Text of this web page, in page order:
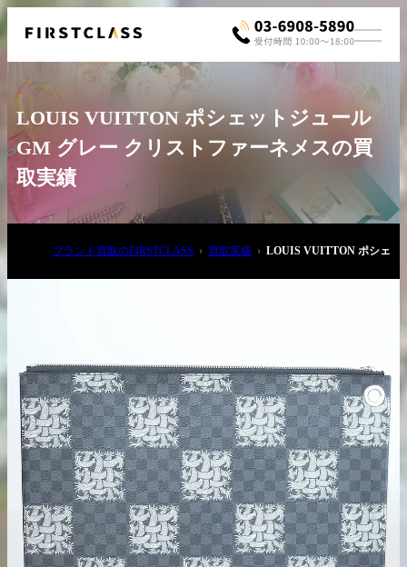
03-6908-5890
出張買取の
お申込み
宅配買取の
お申込み
LOUIS VUITTON ポシェットジュール
GM グレー クリストファーネメスの買
取実績
ブランド買取のFIRSTCLASS 買取実績 LOUIS VUITTON ポシェッ